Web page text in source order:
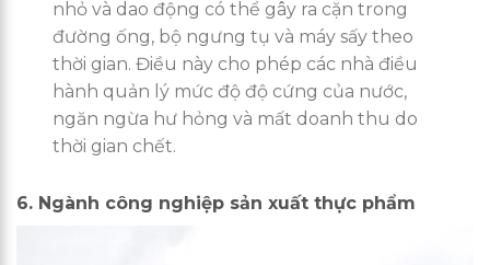
nhỏ và dao động có thể gây ra cặn trong
đường ống, bộ ngưng tụ và máy sấy theo
thời gian. Điều này cho phép các nhà điều
hành quản lý mức độ độ cứng của nước,
ngăn ngừa hư hỏng và mất doanh thu do
thời gian chết.
6. Ngành công nghiệp sản xuất thực phẩm